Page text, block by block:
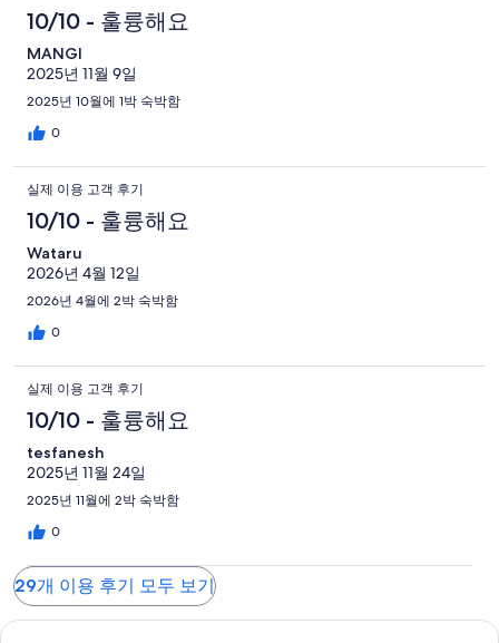
10/10 - 훌륭해요
MANGI
2025년 11월 9일
2025년 10월에 1박 숙박함
0
실제 이용 고객 후기
10/10 - 훌륭해요
Wataru
2026년 4월 12일
2026년 4월에 2박 숙박함
0
실제 이용 고객 후기
10/10 - 훌륭해요
tesfanesh
2025년 11월 24일
2025년 11월에 2박 숙박함
0
29개 이용 후기 모두 보기